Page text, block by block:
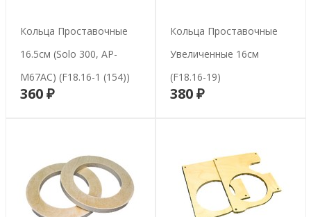
Кольца Проставочные
16.5см (Solo 300, AP-
M67AC) (F18.16-1 (154))
360 ₽В корзину
Кольца Проставочные
Увеличенные 16см
(F18.16-19)
380 ₽В корзину